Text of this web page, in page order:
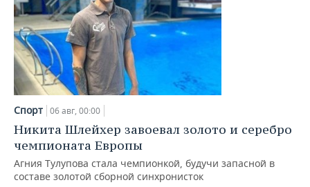
Спорт 06 авг, 00:00
Никита Шлейхер завоевал золото и серебро
чемпионата Европы
Агния Тулупова стала чемпионкой, будучи запасной в
составе золотой сборной синхронисток